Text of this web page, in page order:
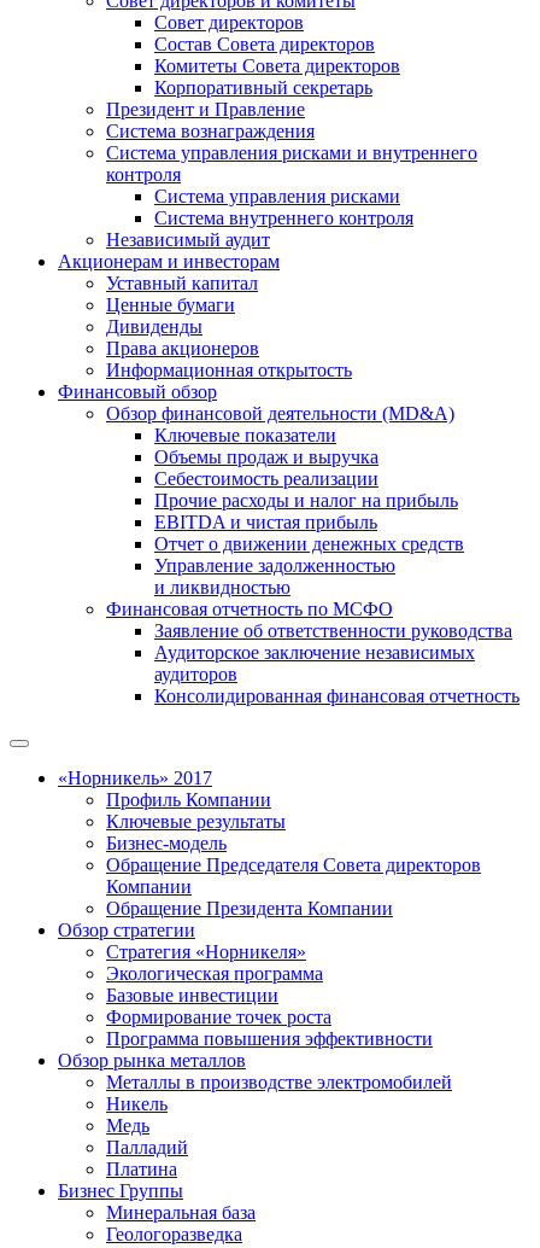
Совет директоров
Состав Совета директоров
Комитеты Совета директоров
Корпоративный секретарь
Президент и Правление
Система вознаграждения
Система управления рисками и внутреннего
контроля
Система управления рисками
Система внутреннего контроля
Независимый аудит
Акционерам и инвесторам
Уставный капитал
Ценные бумаги
Дивиденды
Права акционеров
Информационная открытость
Финансовый обзор
Обзор финансовой деятельности (MD&A)
Ключевые показатели
Объемы продаж и выручка
Себестоимость реализации
Прочие расходы и налог на прибыль
EBITDA и чистая прибыль
Отчет о движении денежных средств
Управление задолженностью
и ликвидностью
Финансовая отчетность по МСФО
Заявление об ответственности руководства
Аудиторское заключение независимых
аудиторов
Консолидированная финансовая отчетность
«Норникель» 2017
Профиль Компании
Ключевые результаты
Бизнес-модель
Обращение Председателя Совета директоров
Компании
Обращение Президента Компании
Обзор стратегии
Стратегия «Норникеля»
Экологическая программа
Базовые инвестиции
Формирование точек роста
Программа повышения эффективности
Обзор рынка металлов
Металлы в производстве электромобилей
Никель
Медь
Палладий
Платина
Бизнес Группы
Минеральная база
Геологоразведка